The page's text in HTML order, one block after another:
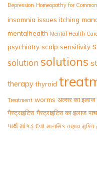
Depression Homeopathy for
insomnia issues itching
mentalhealth Mental Health
psychiatry scalp sensitivity
solution solutions
therapy thyroid
Treatment worms अल्सर का इलाज
गैस्ट्राइटिस गैस्ट्राइटिस का इलाज
પાર્થ માંકડ દવા માનસિક તણાવ મુક્તિ